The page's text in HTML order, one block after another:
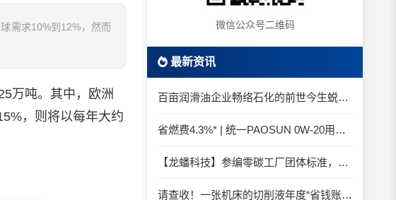
需求10%到12%，然而
万吨。其中，欧洲
，则将以每年大约
微信公众号二维码
最新资讯
百亩润滑油企业畅络石化的前世今生蜕变之路
省燃费4.3%* | 统一PAOSUN 0W-20用认证和标准说话
【龙蟠科技】参编零碳工厂团体标准，龙蟠科技以绿色智造锚定零碳未来
请查收！一张机床的切削液年度“省钱账单”